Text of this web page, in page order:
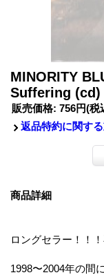
MINORITY
Suffering
販売価格: 756円(税
返品特約に関す
商品詳細
ロングセラー！！！
1998〜2004年の間